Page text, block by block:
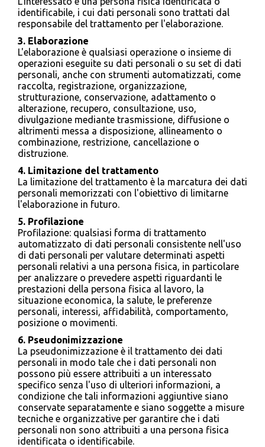
identificabile, i cui dati personali sono trattati dal
responsabile del trattamento per l'elaborazione.
3. Elaborazione
L'elaborazione è qualsiasi operazione o insieme di
operazioni eseguite su dati personali o su set di dati
personali, anche con strumenti automatizzati, come
raccolta, registrazione, organizzazione,
strutturazione, conservazione, adattamento o
alterazione, recupero, consultazione, uso,
divulgazione mediante trasmissione, diffusione o
altrimenti messa a disposizione, allineamento o
combinazione, restrizione, cancellazione o
distruzione.
4. Limitazione del trattamento
La limitazione del trattamento è la marcatura dei dati
personali memorizzati con l'obiettivo di limitarne
l'elaborazione in futuro.
5. Profilazione
Profilazione: qualsiasi forma di trattamento
automatizzato di dati personali consistente nell'uso
di dati personali per valutare determinati aspetti
personali relativi a una persona fisica, in particolare
per analizzare o prevedere aspetti riguardanti le
prestazioni della persona fisica al lavoro, la
situazione economica, la salute, le preferenze
personali, interessi, affidabilità, comportamento,
posizione o movimenti.
6. Pseudonimizzazione
La pseudonimizzazione è il trattamento dei dati
personali in modo tale che i dati personali non
possono più essere attribuiti a un interessato
specifico senza l'uso di ulteriori informazioni, a
condizione che tali informazioni aggiuntive siano
conservate separatamente e siano soggette a misure
tecniche e organizzative per garantire che i dati
personali non sono attribuiti a una persona fisica
identificata o identificabile.